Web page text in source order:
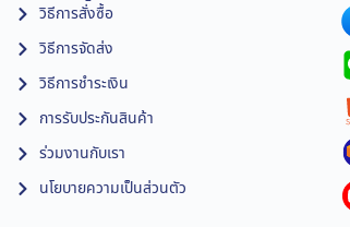
วิธีการสั่งซื้อ
วิธีการจัดส่ง
วิธีการชำระเงิน
การรับประกันสินค้า
ร่วมงานกับเรา
นโยบายความเป็นส่วนตัว